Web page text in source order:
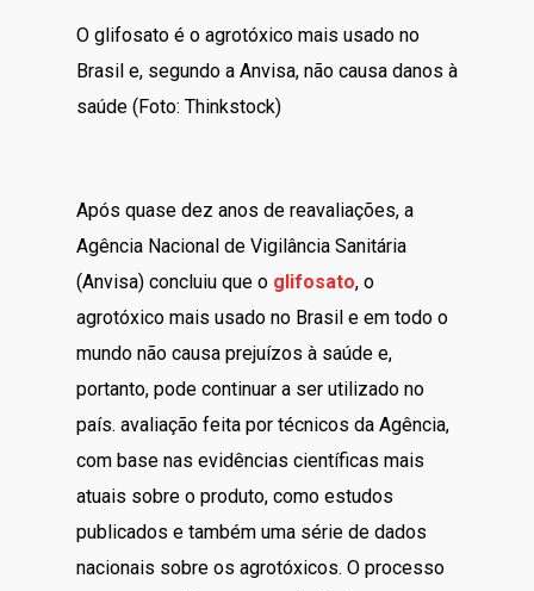
O glifosato é o agrotóxico mais usado no
Brasil e, segundo a Anvisa, não causa danos à
saúde (Foto: Thinkstock)
Após quase dez anos de reavaliações, a
Agência Nacional de Vigilância Sanitária
(Anvisa) concluiu que o glifosato, o
agrotóxico mais usado no Brasil e em todo o
mundo não causa prejuízos à saúde e,
portanto, pode continuar a ser utilizado no
país. avaliação feita por técnicos da Agência,
com base nas evidências científicas mais
atuais sobre o produto, como estudos
publicados e também uma série de dados
nacionais sobre os agrotóxicos. O processo